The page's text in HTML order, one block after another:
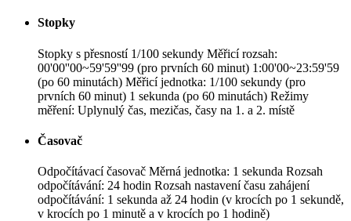
Stopky
Stopky s přesností 1/100 sekundy Měřicí rozsah:
00'00''00~59'59''99 (pro prvních 60 minut) 1:00'00~23:59'59
(po 60 minutách) Měřicí jednotka: 1/100 sekundy (pro
prvních 60 minut) 1 sekunda (po 60 minutách) Režimy
měření: Uplynulý čas, mezičas, časy na 1. a 2. místě
Časovač
Odpočítávací časovač Měrná jednotka: 1 sekunda Rozsah
odpočítávání: 24 hodin Rozsah nastavení času zahájení
odpočítávání: 1 sekunda až 24 hodin (v krocích po 1 sekundě,
v krocích po 1 minutě a v krocích po 1 hodině)